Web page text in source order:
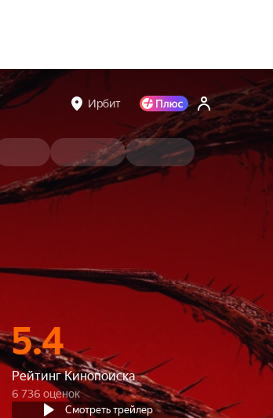
Ирбит
5.4
Рейтинг Кинопоиска
6 736 оценок
Смотреть трейлер